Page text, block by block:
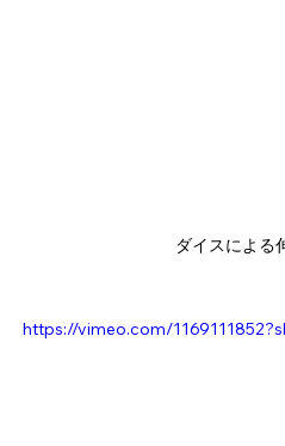
ダイスによる
https://vimeo.com/